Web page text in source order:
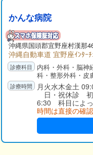
かんな病院
沖縄県国頭郡宜野座村漢那
沖縄自動車道 宜野座ｲﾝﾀｰ
内科・外科・脳神
科・整形外科・皮
月火水木金土
日・祝休診 初
6:30 科目によ
時間は直接の確